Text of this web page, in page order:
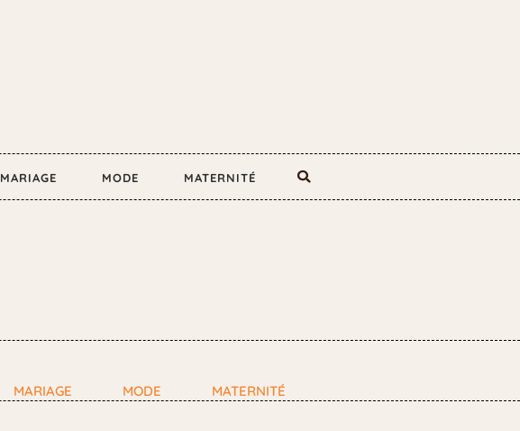
MARIAGE MODE MATERNITÉ
MARIAGE MODE MATERNITÉ